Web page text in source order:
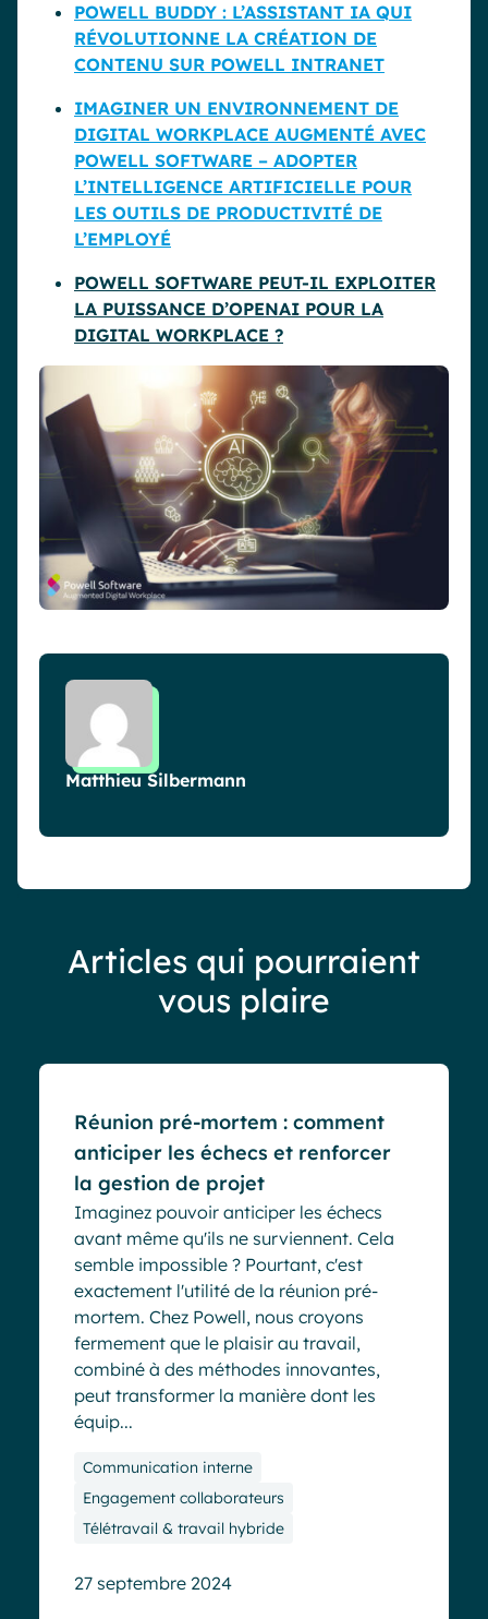
POWELL BUDDY : L’ASSISTANT IA QUI
RÉVOLUTIONNE LA CRÉATION DE
CONTENU SUR POWELL INTRANET
IMAGINER UN ENVIRONNEMENT DE
DIGITAL WORKPLACE AUGMENTÉ AVEC
POWELL SOFTWARE – ADOPTER
L’INTELLIGENCE ARTIFICIELLE POUR
LES OUTILS DE PRODUCTIVITÉ DE
L’EMPLOYÉ
POWELL SOFTWARE PEUT-IL EXPLOITER
LA PUISSANCE D’OPENAI POUR LA
DIGITAL WORKPLACE ?
Matthieu Silbermann
Articles qui pourraient
vous plaire
Réunion pré-mortem : comment
anticiper les échecs et renforcer
la gestion de projet
Imaginez pouvoir anticiper les échecs
avant même qu'ils ne surviennent. Cela
semble impossible ? Pourtant, c'est
exactement l'utilité de la réunion pré-
mortem. Chez Powell, nous croyons
fermement que le plaisir au travail,
combiné à des méthodes innovantes,
peut transformer la manière dont les
équip...
Communication interne
Engagement collaborateurs
Télétravail & travail hybride
27 septembre 2024